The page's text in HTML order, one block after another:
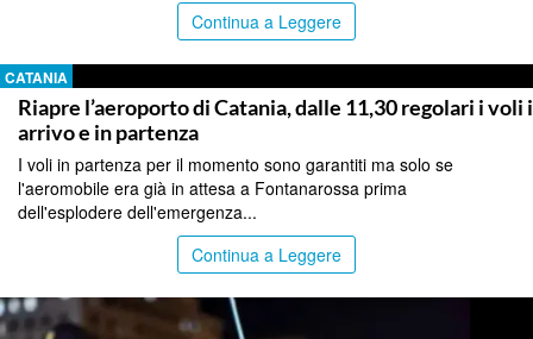
Continua a Leggere
CATANIA
Riapre l’aeroporto di Catania, dalle 11,30 regolari i voli
arrivo e in partenza
I voli in partenza per il momento sono garantiti ma solo se
l'aeromobile era già in attesa a Fontanarossa prima
dell'esplodere dell'emergenza...
Continua a Leggere